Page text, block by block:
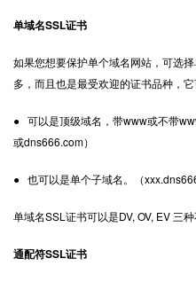
单域名SSL证书
如果您想要保护单个域名网站，可选
多，而且也是最受欢迎的证书品种，
● 可以是顶级域名，带www或不带
或dns666.com）
● 也可以是单个子域名。（
单域名SSL证书可以是DV, OV, EV 三
通配符SSL证书